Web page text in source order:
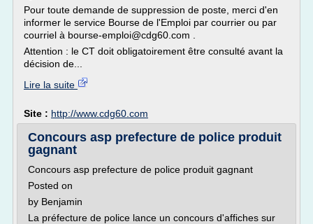
Pour toute demande de suppression de poste, merci d'en
informer le service Bourse de l'Emploi par courrier ou par
courriel à bourse-emploi@cdg60.com .
Attention : le CT doit obligatoirement être consulté avant la
décision de...
Lire la suite
Site : http://www.cdg60.com
Concours asp prefecture de police produit
gagnant
Concours asp prefecture de police produit gagnant
Posted on
by Benjamin
La préfecture de police lance un concours d'affiches sur